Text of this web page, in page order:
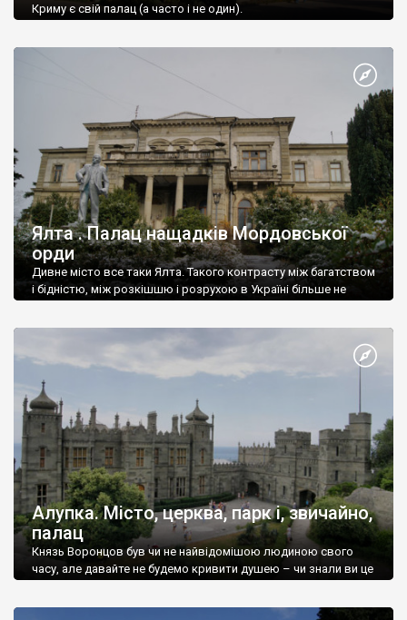
Криму є свій палац (а часто і не один).
Ялта . Палац нащадків Мордовської
орди
Дивне місто все таки Ялта. Такого контрасту між багатством
і бідністю, між розкішшю і розрухою в Україні більше не
Алупка. Місто, церква, парк і, звичайно,
палац
Князь Воронцов був чи не найвідомішою людиною свого
часу, але давайте не будемо кривити душею – чи знали ви це